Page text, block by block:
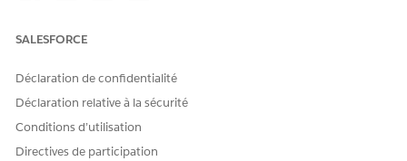
Si vous ne pouvez pas visionner en plein écran, ouvrez la
vidéo dans un nouvel onglet : Gestion des phases
Financial Services Cloud
Pour la configuration de la Gestion des phases, voir
SALESFORCE
Déclaration de confidentialité
Déclaration relative à la sécurité
Conditions d’utilisation
Directives de participation